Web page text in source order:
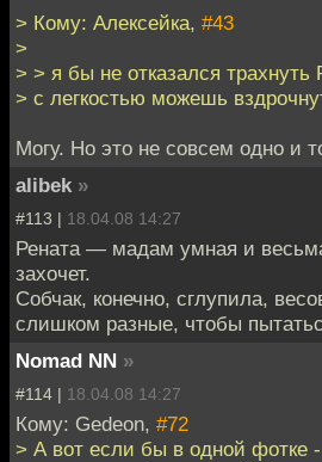
> Кому: Алексейка, #43
>
> > я бы не отказался трахнуть
> с легкостью можешь
Могу. Но это не совсем одно и
alibek »
#113 | 18.04.08 14:27
Рената — мадам умная и
захочет.
Собчак, конечно, сглупила,
слишком разные, чтобы
Nomad NN »
#114 | 18.04.08 14:27
Кому: Gedeon, #72
> А вот если бы в одной фотке